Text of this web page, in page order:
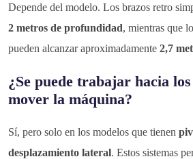
Depende del modelo. Los brazos retro
2 metros de profundidad, mientras que
pueden alcanzar aproximadamente 2,7
¿Se puede trabajar hacia
mover la máquina?
Sí, pero solo en los modelos que tienen
desplazamiento lateral. Estos sistemas